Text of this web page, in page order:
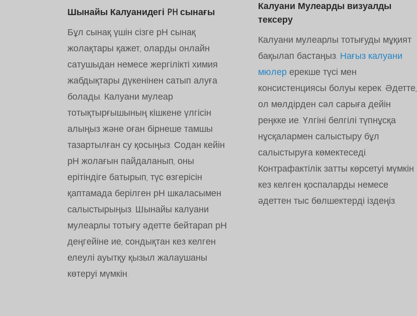
Шынайы Калуанидегі PH сынағы
Бұл сынақ үшін сізге рН сынақ
жолақтары қажет, оларды онлайн
сатушыдан немесе жергілікті химия
жабдықтары дүкенінен сатып алуға
болады. Калуани мулеар
тотықтырғышының кішкене үлгісін
алыңыз және оған бірнеше тамшы
тазартылған су қосыңыз. Содан кейін
рН жолағын пайдаланып, оны
ерітіндіге батырып, түс өзгерісін
қаптамада берілген рН шкаласымен
салыстырыңыз. Шынайы калуани
мулеарлы тотығу әдетте бейтарап рН
деңгейіне ие, сондықтан кез келген
елеулі ауытқу қызыл жалаушаны
көтеруі мүмкін.
Калуани Мулеарды визуалды
тексеру
Калуани мулеарлы тотығуды мұқият
бақылап бастаңыз. Нағыз калуани
мюлеререкше түсі мен
консистенциясы болуы керек. Әдетте,
ол мөлдірден сәл сарыға дейін
реңкке ие. Үлгіні белгілі түпнұсқа
нұсқалармен салыстыру бұл
салыстыруға көмектеседі.
Контрафактілік затты көрсетуі мүмкін
кез келген қоспаларды немесе
әдеттен тыс бөлшектерді іздеңіз.